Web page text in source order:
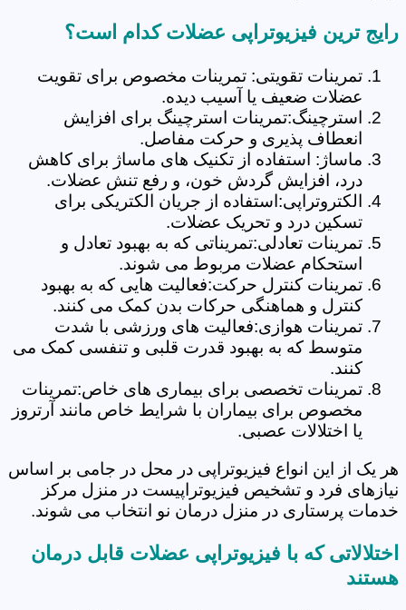
رایج ترین فیزیوتراپی عضلات کدام است؟
تمرینات تقویتی: تمرینات مخصوص برای تقویت
عضلات ضعیف یا آسیب دیده.
استرچینگ:تمرینات استرچینگ برای افزایش
انعطاف پذیری و حرکت مفاصل.
ماساژ: استفاده از تکنیک های ماساژ برای کاهش
درد، افزایش گردش خون، و رفع تنش عضلات.
الکتروتراپی:استفاده از جریان الکتریکی برای
تسکین درد و تحریک عضلات.
تمرینات تعادلی:تمریناتی که به بهبود تعادل و
استحکام عضلات مربوط می شوند.
تمرینات کنترل حرکت:فعالیت هایی که به بهبود
کنترل و هماهنگی حرکات بدن کمک می کنند.
تمرینات هوازی:فعالیت های ورزشی با شدت
متوسط که به بهبود قدرت قلبی و تنفسی کمک می
کنند.
تمرینات تخصصی برای بیماری های خاص:تمرینات
مخصوص برای بیماران با شرایط خاص مانند آرتروز
یا اختلالات عصبی.
هر یک از این انواع فیزیوتراپی در محل در جامی بر اساس
نیازهای فرد و تشخیص فیزیوتراپیست در منزل مرکز
خدمات پرستاری در منزل درمان نو انتخاب می شوند.
اختلالاتی که با فیزیوتراپی عضلات قابل درمان
هستند